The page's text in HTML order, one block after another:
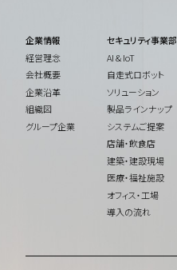
企業情報
経営理念
会社概要
企業沿革
組織図
グループ企業
セキュリティ事業部
AI & IoT
自走式ロボット
ソリューション
製品ラインナップ
システムご提案
店舗・飲食店
建築・建設現場
医療・福祉施設
オフィス・工場
導入の流れ